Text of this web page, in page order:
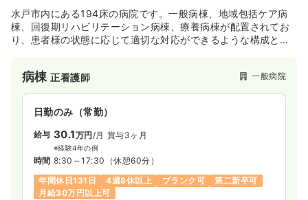
水戸市内にある194床の病院です。一般病棟、地域包括ケア病
棟、回復期リハビリテーション病棟、療養病棟が配置されてお
り、患者様の状態に応じて適切な対応ができるような構成とな
療と介護を総合的に支えています。病床に対し、スタッフ人数
が多く、患者様に手厚い看護及びケアを提供しております。
病棟正看護師 一般病院
日勤のみ（常勤）
給与 30.1万円 /月 賞与3ヶ月
※経験4年の例
時間 8:30～17:30 （休憩60分）
年間休日131日
4週8休以上 ブランク可
第二新卒可
月給30万円以上可